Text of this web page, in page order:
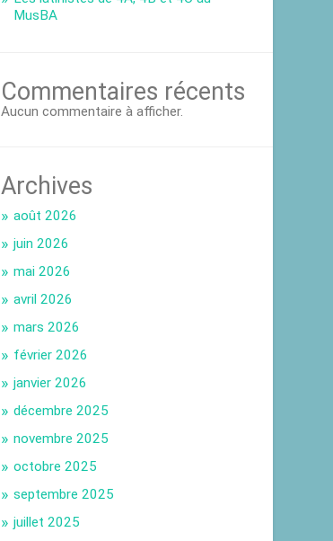
MusBA
Commentaires récents
Aucun commentaire à afficher.
Archives
août 2026
juin 2026
mai 2026
avril 2026
mars 2026
février 2026
janvier 2026
décembre 2025
novembre 2025
octobre 2025
septembre 2025
juillet 2025